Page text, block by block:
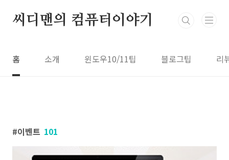
씨디맨의 컴퓨터이야기
홈 소개 윈도우10/11팁 블로그팁 리
이벤트 101